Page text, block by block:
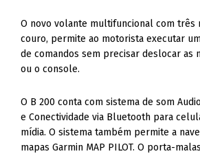
O novo volante multifuncional com três
couro, permite ao motorista executar
de comandos sem precisar deslocar as
ou o console.
O B 200 conta com sistema de som
e Conectividade via Bluetooth para
mídia. O sistema também permite a
mapas Garmin MAP PILOT. O porta-